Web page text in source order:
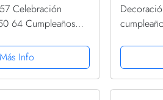
Celebración
64 Cumpleaños
Más Info
con